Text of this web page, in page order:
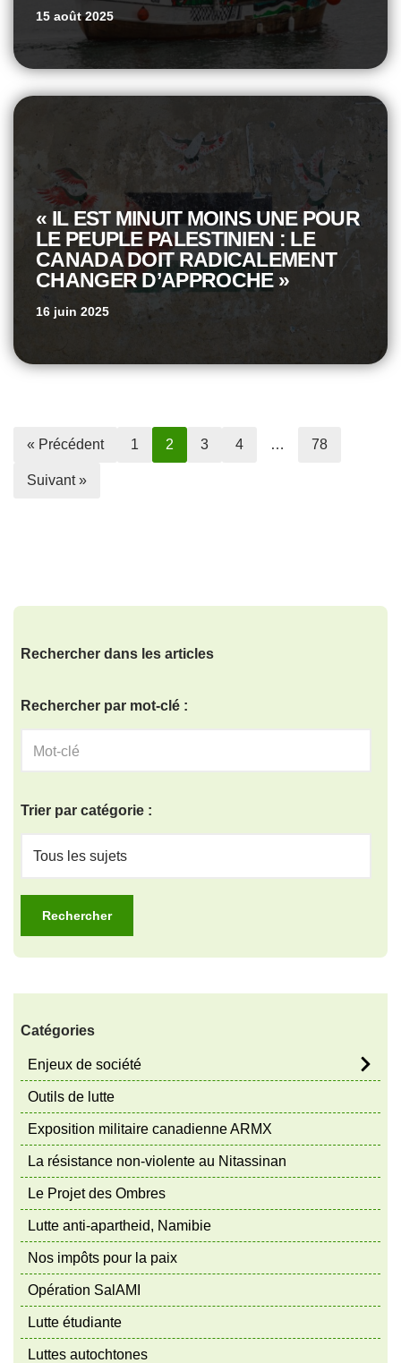
15 août 2025
« IL EST MINUIT MOINS UNE POUR
LE PEUPLE PALESTINIEN : LE
CANADA DOIT RADICALEMENT
CHANGER D’APPROCHE »
16 juin 2025
« Précédent 1 2 3 4 … 78
Suivant »
Rechercher dans les articles
Rechercher par mot-clé :
Trier par catégorie :
Catégories
Enjeux de société
Outils de lutte
Exposition militaire canadienne ARMX
La résistance non-violente au Nitassinan
Le Projet des Ombres
Lutte anti-apartheid, Namibie
Nos impôts pour la paix
Opération SalAMI
Lutte étudiante
Luttes autochtones